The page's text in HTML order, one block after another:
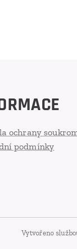
ochrany
podmínky
Vytvořeno